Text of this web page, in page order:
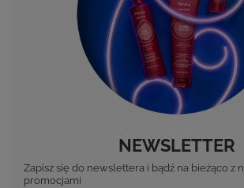
NEWSLETTER
Zapisz się do newslettera i bądź na bieżąco z
promocjami